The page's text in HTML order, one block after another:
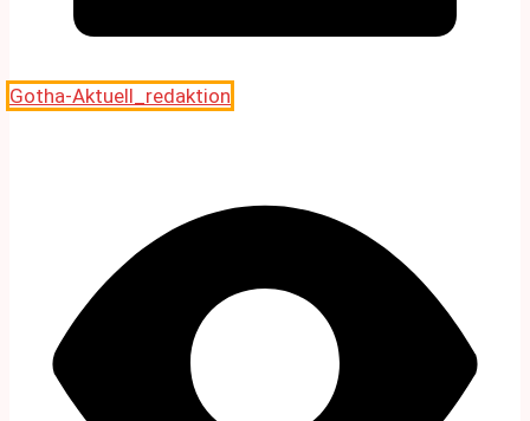
Gotha-Aktuell_redaktion